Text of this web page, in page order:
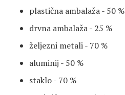
plastična ambalaža - 50 %
drvna ambalaža - 25 %
željezni metali - 70 %
aluminij - 50 %
staklo - 70 %